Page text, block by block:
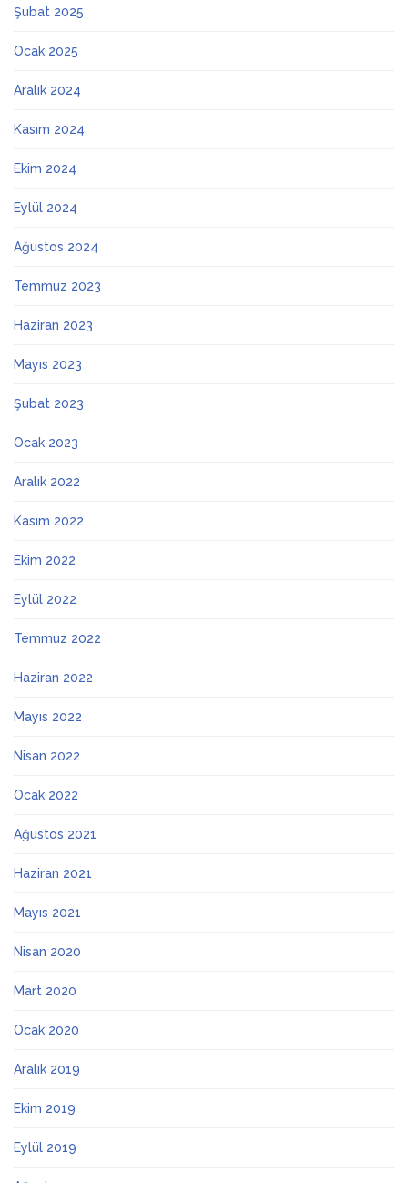
Şubat 2025
Ocak 2025
Aralık 2024
Kasım 2024
Ekim 2024
Eylül 2024
Ağustos 2024
Temmuz 2023
Haziran 2023
Mayıs 2023
Şubat 2023
Ocak 2023
Aralık 2022
Kasım 2022
Ekim 2022
Eylül 2022
Temmuz 2022
Haziran 2022
Mayıs 2022
Nisan 2022
Ocak 2022
Ağustos 2021
Haziran 2021
Mayıs 2021
Nisan 2020
Mart 2020
Ocak 2020
Aralık 2019
Ekim 2019
Eylül 2019